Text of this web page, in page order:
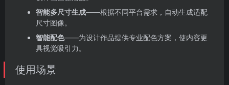
智能多尺寸生成——根据不同平台需求，自动生成适配
尺寸图像。
智能配色——为设计作品提供专业配色方案，使内容更
具视觉吸引力。
使用场景